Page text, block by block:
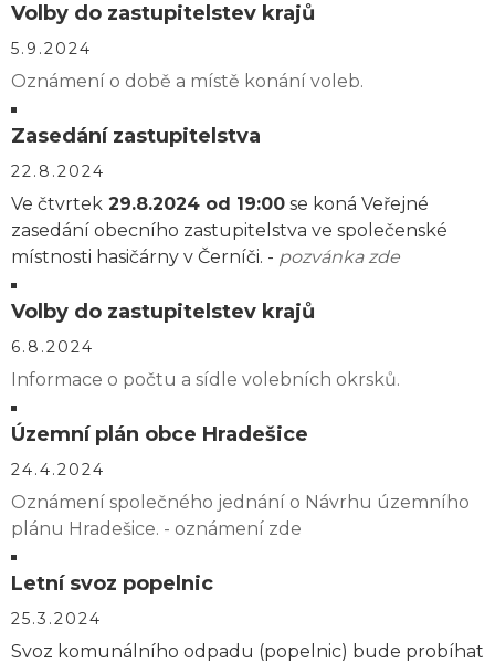
Volby do zastupitelstev krajů
5.9.2024
Oznámení o době a místě konání voleb.
Zasedání zastupitelstva
22.8.2024
Ve čtvrtek 29.8.2024 od 19:00 se koná Veřejné
zasedání obecního zastupitelstva ve společenské
místnosti hasičárny v Černíči. - pozvánka zde
Volby do zastupitelstev krajů
6.8.2024
Informace o počtu a sídle volebních okrsků.
Územní plán obce Hradešice
24.4.2024
Oznámení společného jednání o Návrhu územního
plánu Hradešice. - oznámení zde
Letní svoz popelnic
25.3.2024
Svoz komunálního odpadu (popelnic) bude probíhat